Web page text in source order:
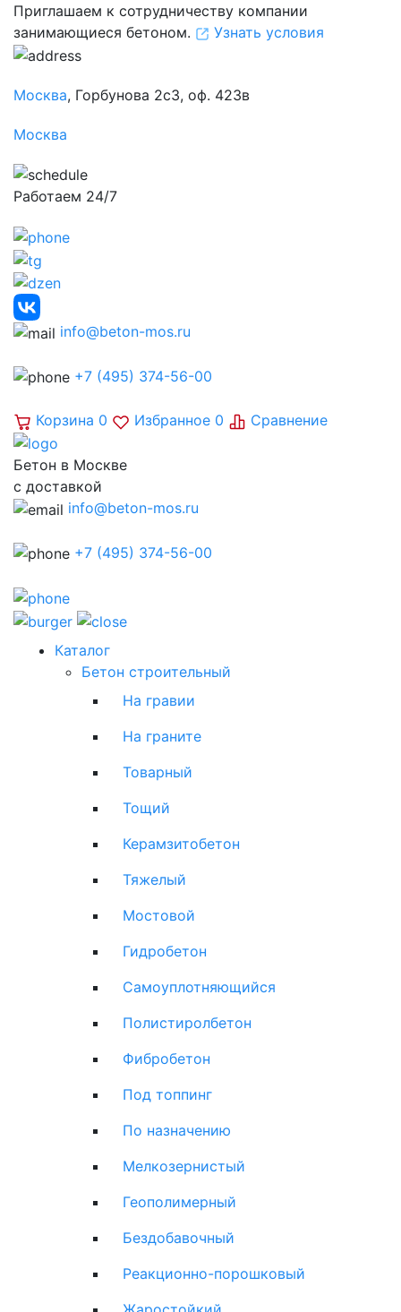
Приглашаем к сотрудничеству компании
занимающиеся бетоном.
Узнать условия
Москва, Горбунова 2с3, оф. 423в
Москва
Работаем 24/7
info@beton-mos.ru
+7 (495) 374-56-00
Корзина 0 Избранное 0 Сравнение
Бетон в Москве
с доставкой
info@beton-mos.ru
+7 (495) 374-56-00
Каталог
Бетон строительный
На гравии
На граните
Товарный
Тощий
Керамзитобетон
Тяжелый
Мостовой
Гидробетон
Самоуплотняющийся
Полистиролбетон
Фибробетон
Под топпинг
По назначению
Мелкозернистый
Геополимерный
Бездобавочный
Реакционно-порошковый